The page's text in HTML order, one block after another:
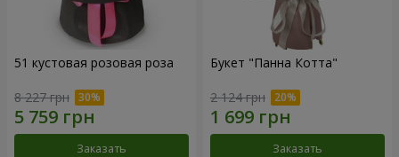
51 кустовая розовая роза
8 227 грн
Заказать
Букет "Панна Котта"
2 124 грн
Заказать